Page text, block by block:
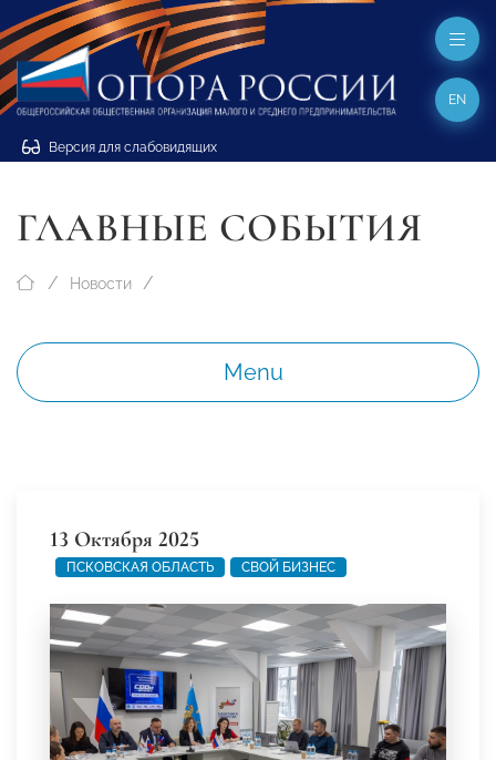
Версия для слабовидящих
EN
ГЛАВНЫЕ СОБЫТИЯ
Новости
Menu
13 Октября 2025
ПСКОВСКАЯ ОБЛАСТЬ СВОЙ БИЗНЕС